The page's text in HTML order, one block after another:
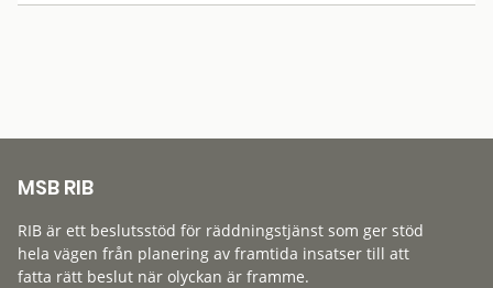
MSB RIB
RIB är ett beslutsstöd för räddningstjänst som ger stöd
hela vägen från planering av framtida insatser till att
fatta rätt beslut när olyckan är framme.